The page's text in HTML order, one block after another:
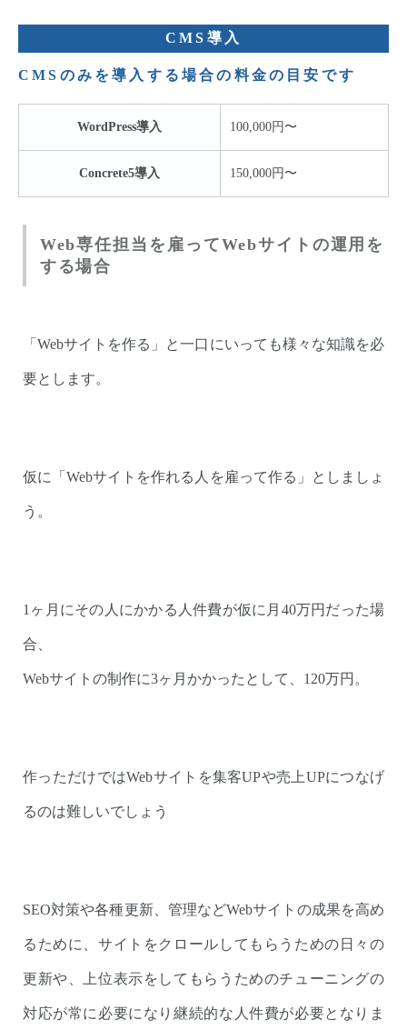
CMS導入
CMSのみを導入する場合の料金の目安です
WordPress導入 100,000円〜
Concrete5導入 150,000円〜
Web専任担当を雇ってWebサイトの運用を
する場合
「Webサイトを作る」と一口にいっても様々な知識を必
要とします。
仮に「Webサイトを作れる人を雇って作る」としましょ
う。
1ヶ月にその人にかかる人件費が仮に月40万円だった場
合、
Webサイトの制作に3ヶ月かかったとして、120万円。
作っただけではWebサイトを集客UPや売上UPにつなげ
るのは難しいでしょう
SEO対策や各種更新、管理などWebサイトの成果を高め
るために、サイトをクロールしてもらうための日々の
更新や、上位表示をしてもらうためのチューニングの
対応が常に必要になり継続的な人件費が必要となりま